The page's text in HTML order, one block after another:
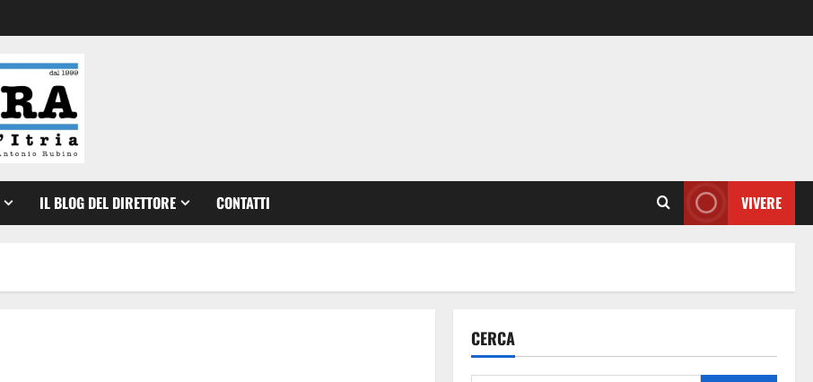
IL BLOG DEL DIRETTORE CONTATTI VIVERE
CERCA